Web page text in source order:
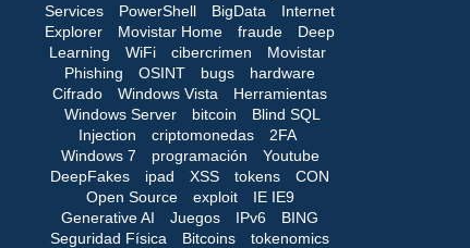
Services
PowerShell BigData
Internet
Explorer
Movistar Home fraude
Deep
Learning
WiFi cibercrimen
Movistar
Phishing
OSINT bugs
hardware
Cifrado
Windows Vista
Herramientas
Windows Server
bitcoin
Blind SQL
Injection
criptomonedas
2FA
Windows 7
programación
Youtube
DeepFakes
ipad XSS tokens
CON
Open Source
exploit
IE IE9
Generative AI
Juegos IPv6
BING
Seguridad Física
Bitcoins
tokenomics